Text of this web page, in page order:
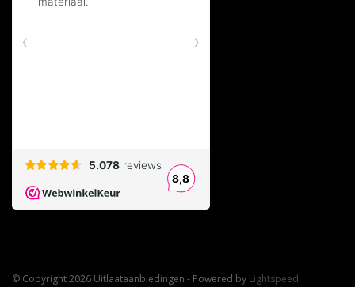
© Copyright 2026 Uitlaataanbiedingen - Powered by Lightspeed